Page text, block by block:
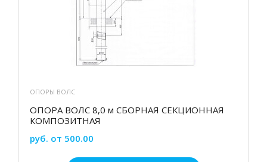
ОПОРЫ ВОЛС
ОПОРА ВОЛС 8,0 м СБОРНАЯ СЕКЦИОННАЯ
КОМПОЗИТНАЯ
руб. от 500.00